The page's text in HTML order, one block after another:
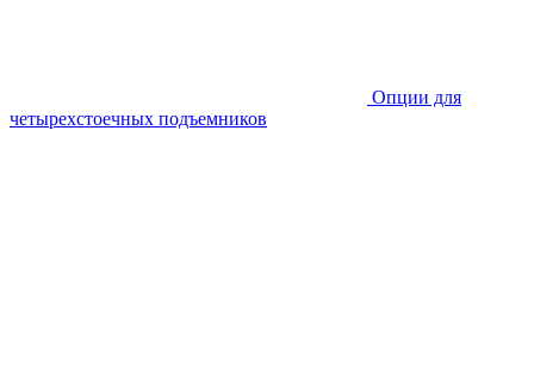
Опции для
четырехстоечных подъемников